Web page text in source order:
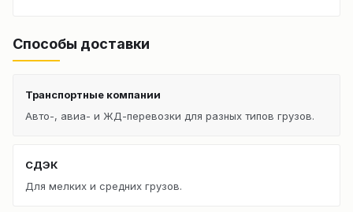
Способы доставки
Транспортные компании
Авто-, авиа- и ЖД-перевозки для разных типов грузов.
СДЭК
Для мелких и средних грузов.